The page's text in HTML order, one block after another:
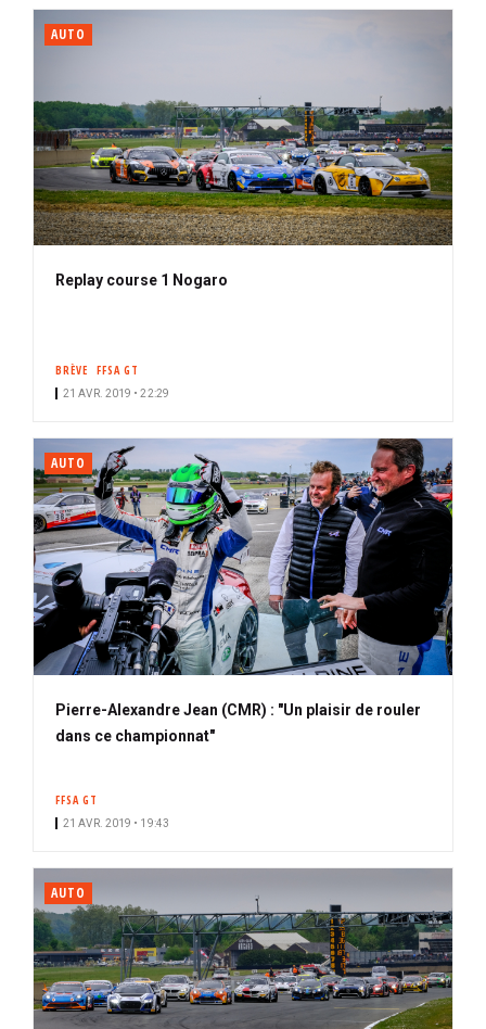
AUTO
Replay course 1 Nogaro
BRÈVE FFSA GT
21 AVR. 2019 • 22:29
AUTO
Pierre-Alexandre Jean (CMR) : "Un plaisir de rouler
dans ce championnat"
FFSA GT
21 AVR. 2019 • 19:43
AUTO